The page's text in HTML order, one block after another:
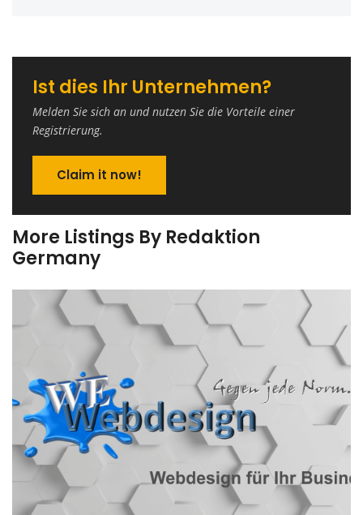
Ist dies Ihr Unternehmen?
Melden Sie sich an und nutzen Sie die Vorteile einer
Registrierung.
Claim it now!
More Listings By Redaktion
Germany